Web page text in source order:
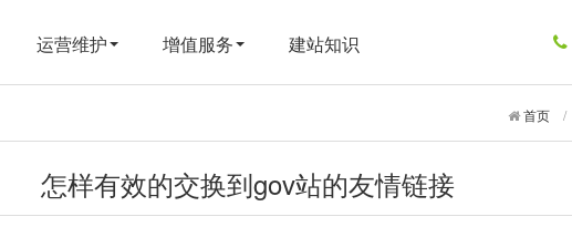
运营维护 增值服务 建站知识
首页 /
怎样有效的交换到gov站的友情链接